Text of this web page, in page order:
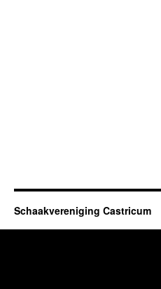
Schaakvereniging Castricum